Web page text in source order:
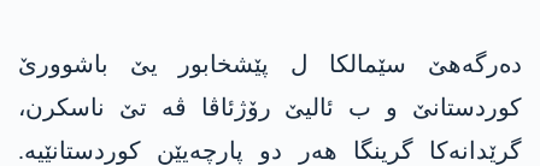
دەرگەھێ سێمالکا ل پێشخابور یێ باشوورێ
کوردستانێ و ب ئالیێ رۆژئاڤا ڤە تێ ناسکرن،
گرێدانەکا گرینگا ھەر دو پارچەیێن کوردستانێیە.